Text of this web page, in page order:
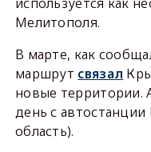
Мелитополя.
В марте, как
маршрут связал
новые территории.
день с
область).